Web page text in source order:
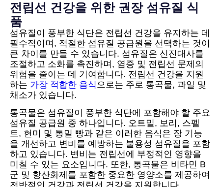
전립선 건강을 위한 권장 섬유질 식
품
섬유질이 풍부한 식단은 전립선 건강을 유지하는 데
필수적이며, 적절한 섬유질 공급원을 선택하는 것이
큰 차이를 만들 수 있습니다. 섬유질은 신진대사를
조절하고 소화를 촉진하며, 염증 및 전립선 문제의
위험을 줄이는 데 기여합니다. 전립선 건강을 지원
하는 가장 적합한 음식으로는 주로 통곡물, 과일 및
채소가 있습니다.
통곡물은 섬유질이 풍부한 식단에 포함해야 할 주요
섬유질 공급원 중 하나입니다. 오트밀, 보리, 스펠
트, 현미 및 통밀 빵과 같은 이러한 음식은 장 기능
을 개선하고 변비를 예방하는 불용성 섬유질을 포함
하고 있습니다. 변비는 전립선에 부정적인 영향을
미칠 수 있는 요소입니다. 또한, 통곡물은 비타민 B
군 및 항산화제를 포함한 중요한 영양소를 제공하여